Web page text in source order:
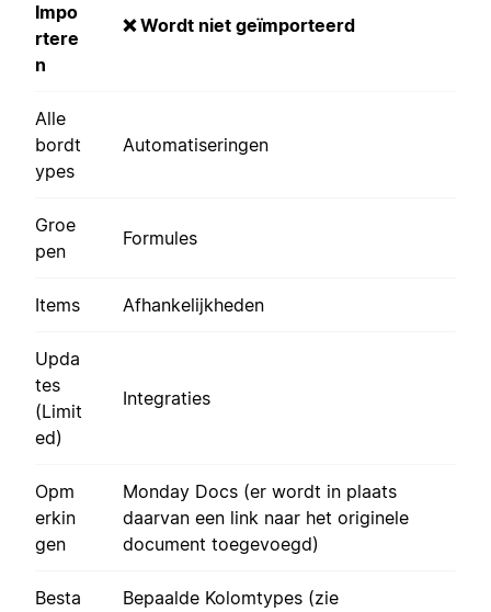
Impo
rtere
n
❌ Wordt niet geïmporteerd
Alle
bordt
ypes
Automatiseringen
Groe
pen
Formules
Items Afhankelijkheden
Upda
tes
(Limit
ed)
Integraties
Opm
erkin
gen
Monday Docs (er wordt in plaats
daarvan een link naar het originele
document toegevoegd)
Besta
Bepaalde Kolomtypes (zie